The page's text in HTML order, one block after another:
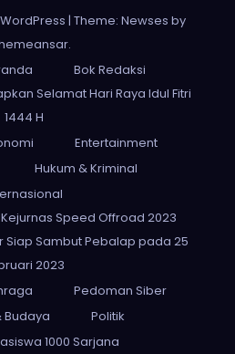
| Theme: Newses by
.
Bok Redaksi
Selamat Hari Raya Idul Fitri
1444 H
Entertainment
Hukum & Kriminal
Speed Offroad 2023
Siap Sambut Pebalap pada 25
2023
Pedoman Siber
Budaya
Politik
1000 Sarjana